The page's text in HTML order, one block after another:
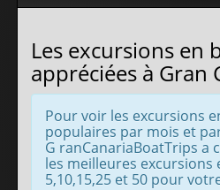
Les excursions en
appréciées à Gran
Pour voir les excursions
populaires par mois et
G ranCanariaBoatTrips a
les meilleures excursions
5,10,15,25 et 50 pour